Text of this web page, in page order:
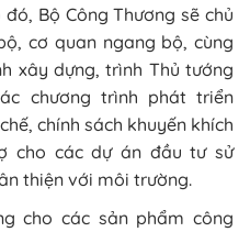
Bộ Công Thương sẽ chủ
cơ quan ngang bộ, cùng
xây dựng, trình Thủ tướng
chương trình phát triển
chính sách khuyến khích
cho các dự án đầu tư sử
thiện với môi trường.
cho các sản phẩm công